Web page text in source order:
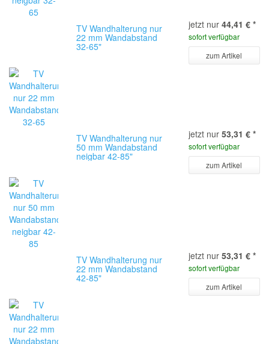
TV Wandhalterung nur
22 mm Wandabstand
32-65"
jetzt nur 44,41 € *
sofort verfügbar
zum Artikel
TV Wandhalterung nur
50 mm Wandabstand
neigbar 42-85"
jetzt nur 53,31 € *
sofort verfügbar
zum Artikel
TV Wandhalterung nur
22 mm Wandabstand
42-85"
jetzt nur 53,31 € *
sofort verfügbar
zum Artikel